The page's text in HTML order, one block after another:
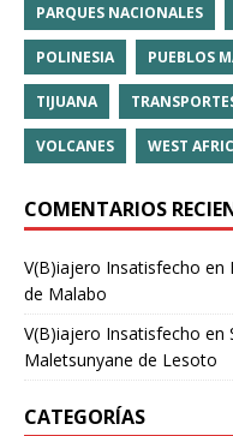
PARQUES NACIONALES
POLINESIA PUEBLOS
TIJUANA
VOLCANES WEST
COMENTARIOS
V(B)iajero Insatisfecho en
de Malabo
V(B)iajero Insatisfecho en
Maletsunyane de Lesoto
CATEGORÍAS